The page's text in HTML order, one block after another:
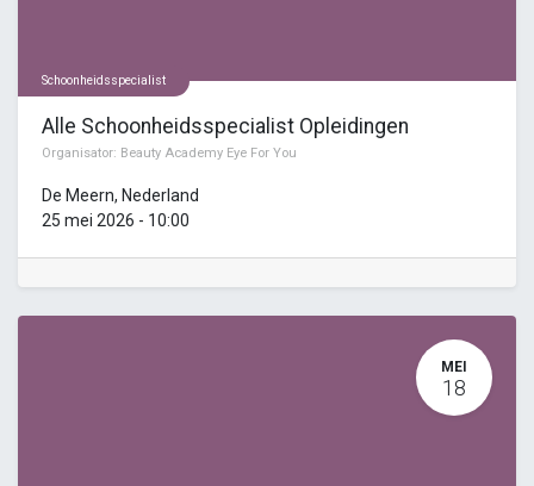
Schoonheidsspecialist
Alle Schoonheidsspecialist Opleidingen
Organisator: Beauty Academy Eye For You
De Meern, Nederland
25 mei 2026 - 10:00
MEI
18